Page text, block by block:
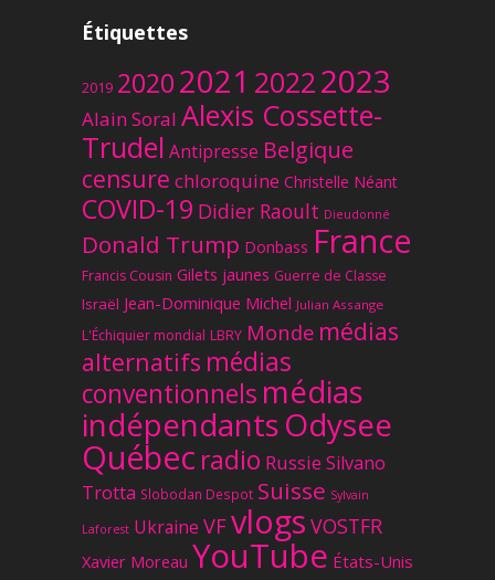
Étiquettes
2019 20202021 20222023
Alain Soral Alexis Cossette-
Trudel Antipresse Belgique
censure chloroquine Christelle Néant
COVID-19 Didier Raoult Dieudonné
Donald Trump Donbass France
Francis Cousin Gilets jaunes Guerre de Classe
Israël Jean-Dominique Michel Julian Assange
L'Échiquier mondial LBRY Monde médias
alternatifs médias
conventionnels médias
indépendantsOdysee
Québec radio Russie Silvano
Trotta Slobodan Despot Suisse Sylvain
Laforest Ukraine VFvlogs VOSTFR
Xavier Moreau YouTube États-Unis